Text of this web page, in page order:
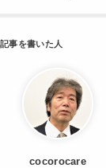
cocorocare